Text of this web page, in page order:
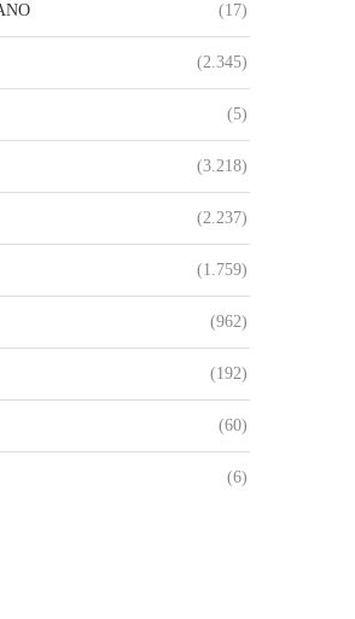
(17)
(2.345)
(5)
(3.218)
(2.237)
(1.759)
(962)
(192)
(60)
(6)